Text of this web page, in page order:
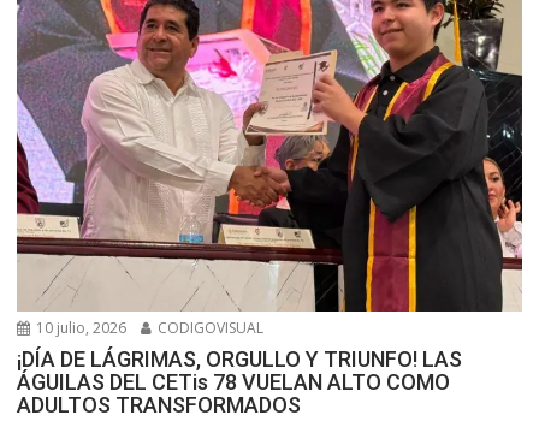
10 julio, 2026 CODIGOVISUAL
¡DÍA DE LÁGRIMAS, ORGULLO Y TRIUNFO! LAS
ÁGUILAS DEL CETis 78 VUELAN ALTO COMO
ADULTOS TRANSFORMADOS